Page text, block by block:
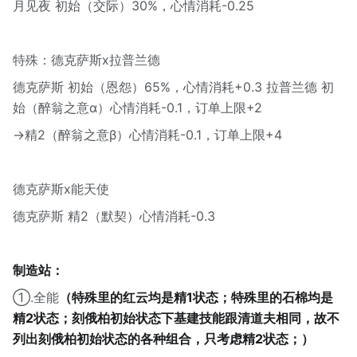
月见夜 初始（交际）30%，心情消耗-0.25
特殊：德克萨斯x拉普兰德
德克萨斯 初始（恩怨）65%，心情消耗+0.3 拉普兰德 初
始（醉翁之意α）心情消耗-0.1，订单上限+2
→精2（醉翁之意β）心情消耗-0.1，订单上限+4
德克萨斯x能天使
德克萨斯 精2（默契）心情消耗-0.3
制造站：
①.全能 （特殊里的红云均是精1状态；特殊里的石棉均是
精2状态；刻俄柏初始状态下基建技能跟清道夫相同，故不
列出刻俄柏初始状态的各种组合，只考虑精2状态；）